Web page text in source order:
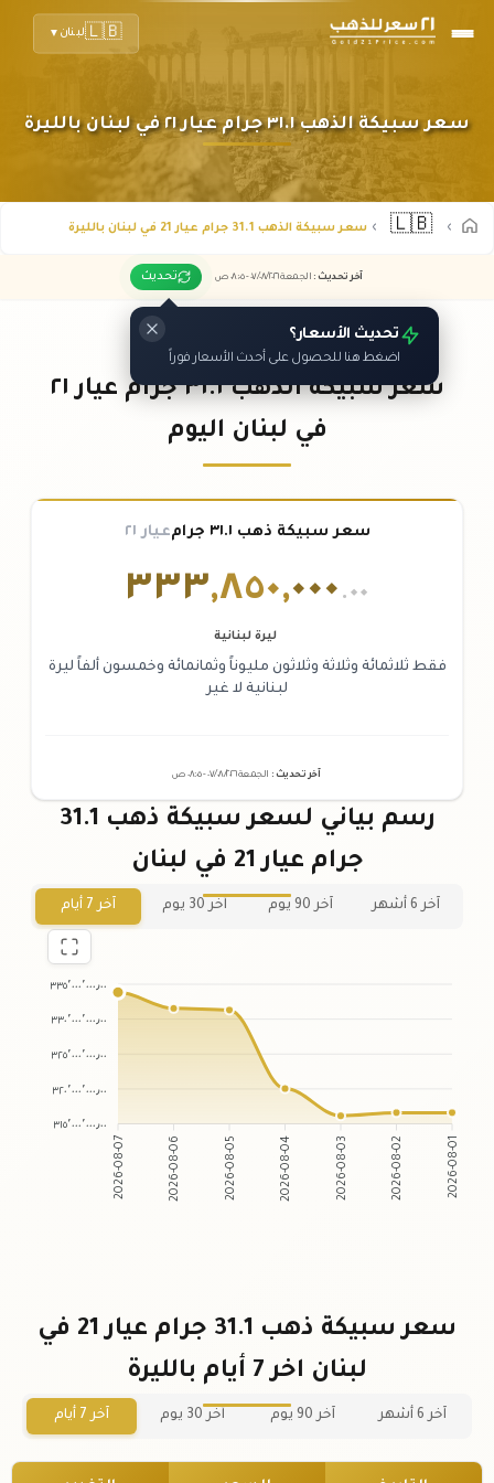
🇱🇧لبنان ▼
سعر سبيكة الذهب ٣١.١ جرام عيار ٢١ في لبنان بالليرة
🇱🇧 سعر سبيكة الذهب 31.1 جرام عيار 21 في لبنان بالليرة
آخر تحديث : الجمعة ٠٧ /٠٨/٢٠٢٦ - ٠٨:٠٥ ص تحديث
تحديث الأسعار؟
اضغط هنا للحصول على أحدث الأسعار فوراً
سعر سبيكة الذهب ٣١.١ جرام عيار ٢١
في لبنان اليوم
سعر سبيكة ذهب ٣١.١ جرام عيار ٢١
٣٣٣,٨٥٠,٠٠٠ .٠٠
ليرة لبنانية
فقط ثلاثمائة وثلاثة وثلاثون مليوناً وثمانمائة وخمسون ألفاً ليرة
لبنانية لا غير
آخر تحديث : الجمعة ٠٧ /٠٨/٢٠٢٦ - ٠٨:٠٥ ص
رسم بياني لسعر سبيكة ذهب 31.1
جرام عيار 21 في لبنان
آخر 6 أشهر آخر 90 يوم آخر 30 يوم آخر 7 أيام
٣٣٥٬٠٠٠٬٠٠٠٫٠٠
٣٣٠٬٠٠٠٬٠٠٠٫٠٠
٣٢٥٬٠٠٠٬٠٠٠٫٠٠
٣٢٠٬٠٠٠٬٠٠٠٫٠٠
٣١٥٬٠٠٠٬٠٠٠٫٠٠
2026-08-07 2026-08-06 2026-08-05 2026-08-04 2026-08-03 2026-08-02 2026-08-01
سعر سبيكة ذهب 31.1 جرام عيار 21 في
لبنان اخر 7 أيام بالليرة
آخر 6 أشهر آخر 90 يوم آخر 30 يوم آخر 7 أيام